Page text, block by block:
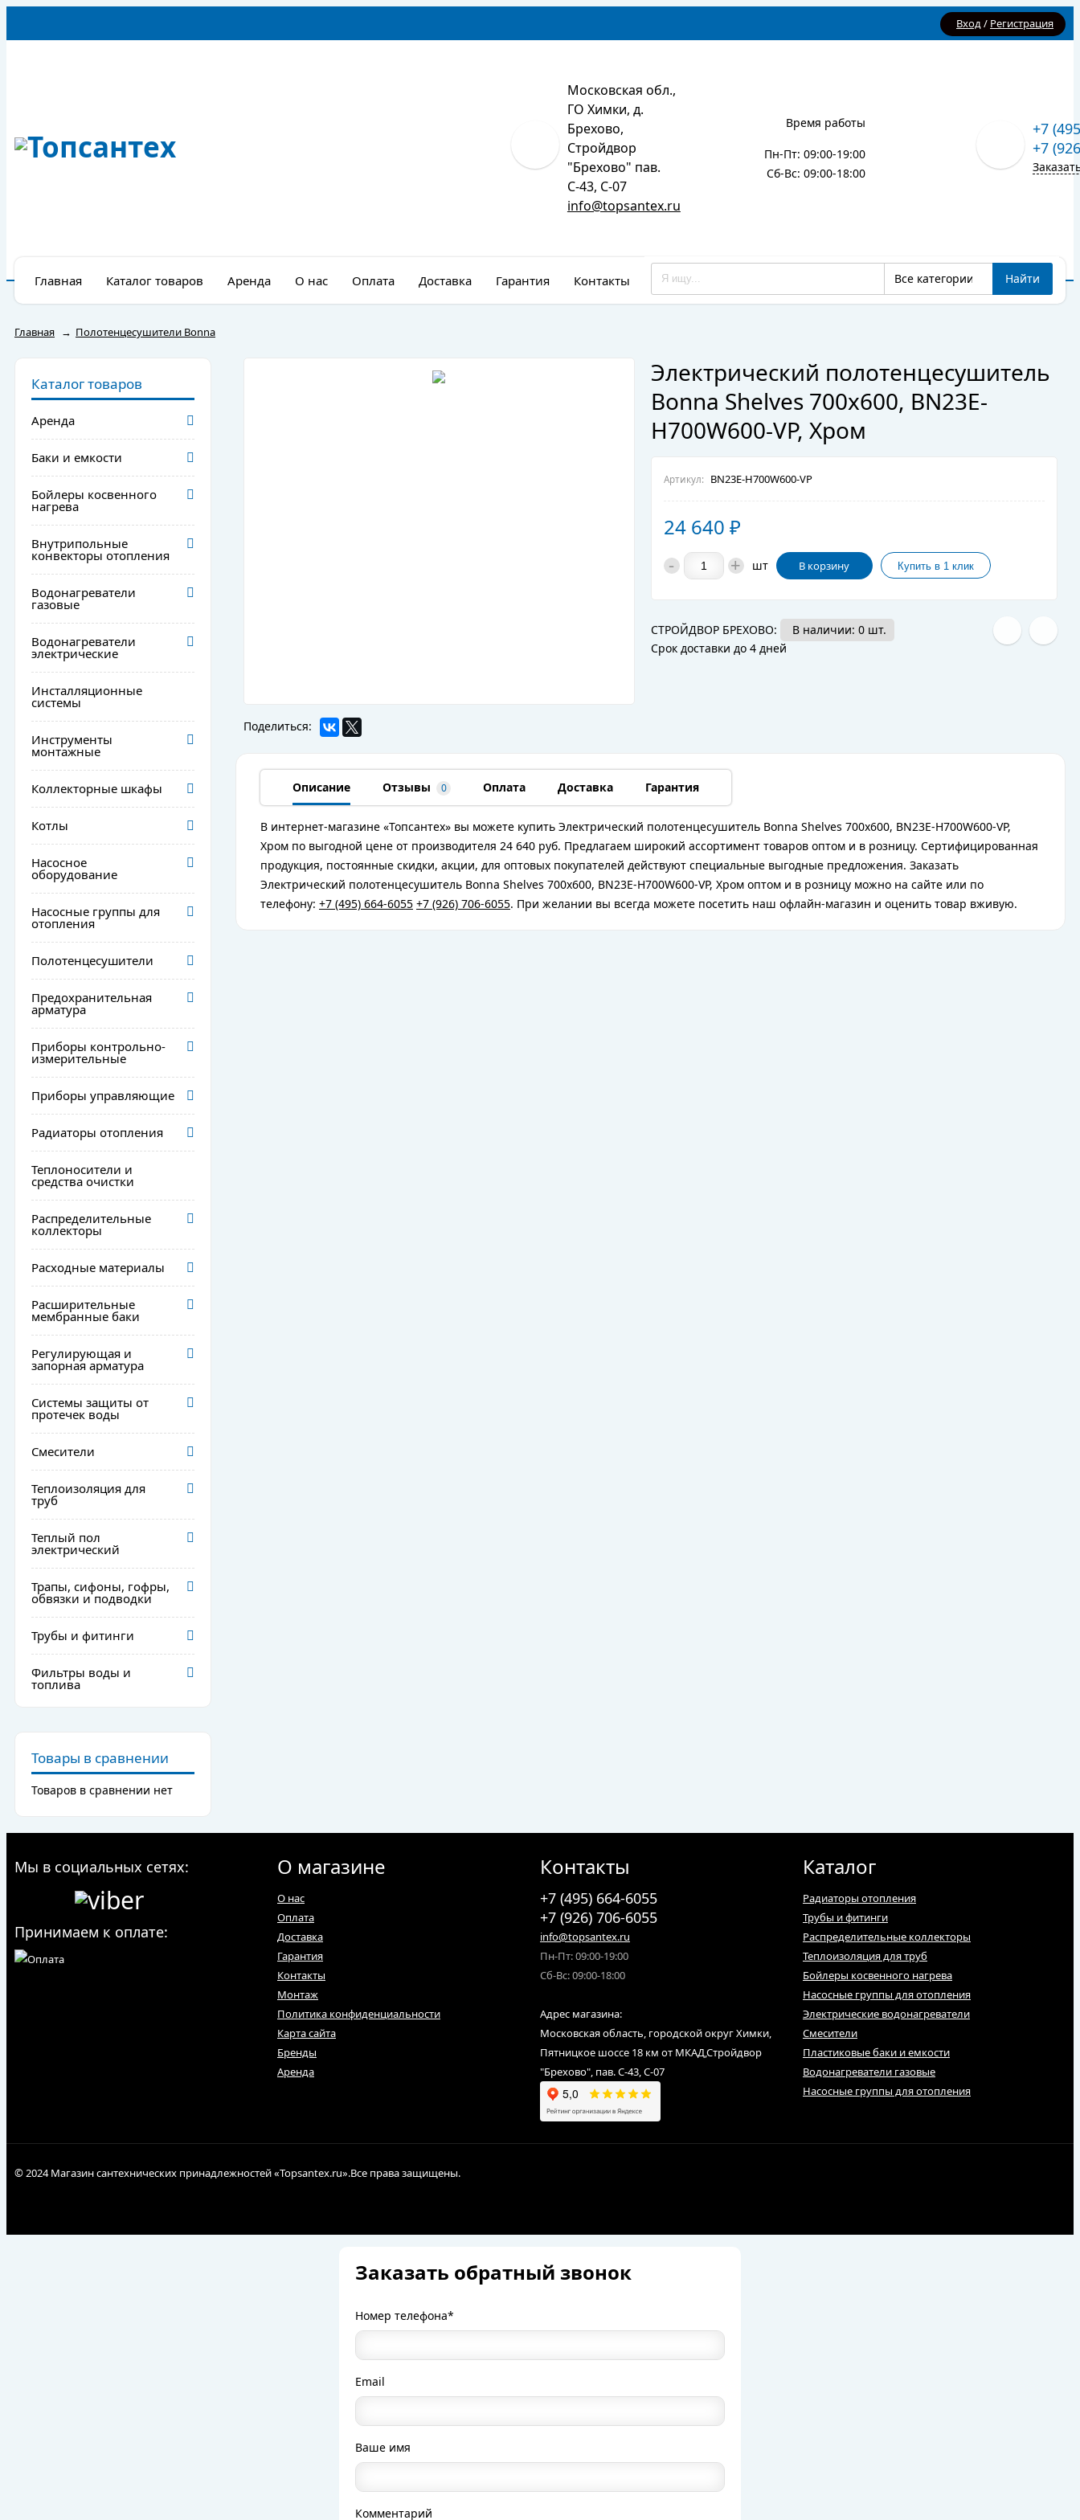
Вход/ Регистрация
Московская обл.,
ГО Химки, д.
Брехово,
Стройдвор
"Брехово" пав.
С-43, С-07
info@topsantex.ru
Время работы
Пн-Пт: 09:00-19:00
Сб-Вс: 09:00-18:00
+7
+7
Все категории Найти
Все категории Найти
Главная Каталог товаров Аренда О нас Оплата Доставка Гарантия Контакты Монтаж
Главная → Полотенцесушители Bonna
Каталог товаров
Аренда
Баки и емкости
Бойлеры косвенного
нагрева
Внутрипольные
конвекторы отопления
Водонагреватели
газовые
Водонагреватели
электрические
Инсталляционные
системы
Инструменты
монтажные
Коллекторные шкафы
Котлы
Насосное
оборудование
Насосные группы для
отопления
Полотенцесушители
Предохранительная
арматура
Приборы контрольно-
измерительные
Приборы управляющие
Радиаторы отопления
Теплоносители и
средства очистки
Распределительные
коллекторы
Расходные материалы
Расширительные
мембранные баки
Регулирующая и
запорная арматура
Системы защиты от
протечек воды
Смесители
Теплоизоляция для
труб
Теплый пол
электрический
Трапы, сифоны, гофры,
обвязки и подводки
Трубы и фитинги
Фильтры воды и
топлива
Товары в сравнении
Товаров в сравнении нет
Поделиться:
Электрический полотенцесушитель
Bonna Shelves 700x600, BN23E-
H700W600-VP, Хром
Артикул: BN23E-H700W600-VP
24 640 ₽
- + шт В корзину
СТРОЙДВОР БРЕХОВО:
В наличии: 0 шт.
Срок доставки до 4 дней
Описание Отзывы 0 Оплата Доставка Гарантия
В интернет-магазине «Топсантех» вы можете купить Электрический полотенцесушитель Bonna Shelves 700x600, BN23E-H700W600-VP,
Хром по выгодной цене от производителя 24 640 руб. Предлагаем широкий ассортимент товаров оптом и в розницу. Сертифицированная
продукция, постоянные скидки, акции, для оптовых покупателей действуют специальные выгодные предложения. Заказать
Электрический полотенцесушитель Bonna Shelves 700x600, BN23E-H700W600-VP, Хром оптом и в розницу можно на сайте или по
телефону: +7 (495) 664-6055 +7 (926) 706-6055. При желании вы всегда можете посетить наш офлайн-магазин и оценить товар вживую.
Мы в социальных сетях:
Принимаем к оплате:
О магазине
О нас
Оплата
Доставка
Гарантия
Контакты
Монтаж
Политика конфиденциальности
Карта сайта
Бренды
Аренда
Контакты
+7 (495) 664-6055
+7 (926) 706-6055
info@topsantex.ru
Пн-Пт: 09:00-19:00
Сб-Вс: 09:00-18:00
Адрес магазина:
Московская область, городской округ Химки,
Пятницкое шоссе 18 км от МКАД,Стройдвор
"Брехово", пав. С-43, С-07
Каталог
Радиаторы отопления
Трубы и фитинги
Распределительные коллекторы
Теплоизоляция для труб
Бойлеры косвенного нагрева
Насосные группы для отопления
Электрические водонагреватели
Смесители
Пластиковые баки и емкости
Водонагреватели газовые
Насосные группы для отопления
© 2024 Магазин сантехнических принадлежностей «Topsantex.ru».Все права защищены.
Заказать обратный звонок
Номер телефона*
Email
Ваше имя
Комментарий